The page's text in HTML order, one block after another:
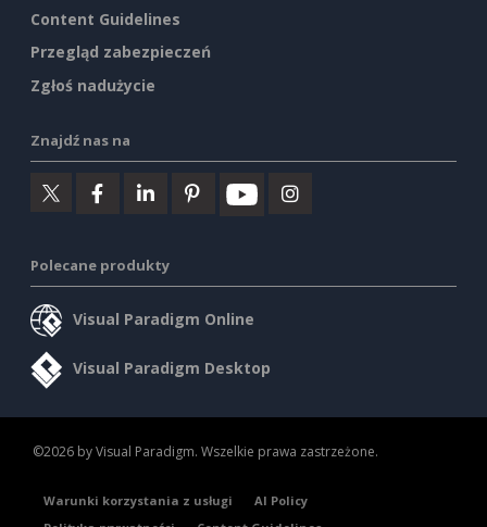
Content Guidelines
Przegląd zabezpieczeń
Zgłoś nadużycie
Znajdź nas na
Polecane produkty
Visual Paradigm Online
Visual Paradigm Desktop
©2026 by Visual Paradigm. Wszelkie prawa zastrzeżone.
Warunki korzystania z usługi
AI Policy